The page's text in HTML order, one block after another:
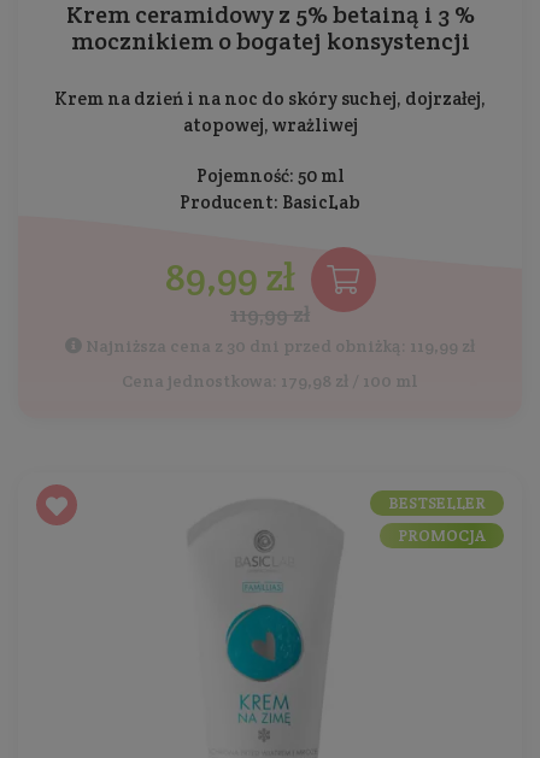
Krem ceramidowy z 5% betainą i 3 %
mocznikiem o bogatej konsystencji
Krem na dzień i na noc do skóry suchej, dojrzałej,
atopowej, wrażliwej
Pojemność: 50 ml
Producent: BasicLab
89,99 zł
119,99 zł
Najniższa cena z 30 dni przed obniżką: 119,99 zł
Cena jednostkowa: 179,98 zł / 100 ml
BESTSELLER
PROMOCJA